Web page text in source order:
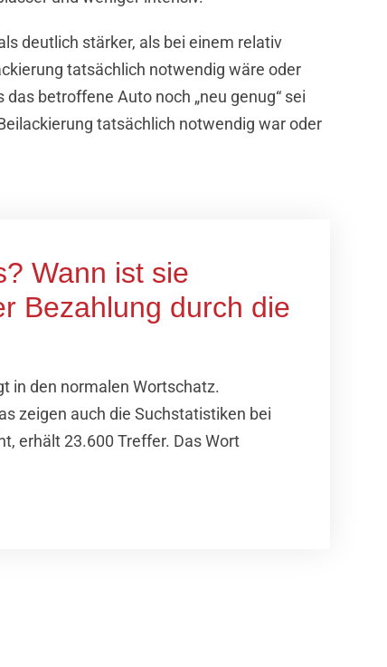
deutlich stärker, als bei einem relativ
tatsächlich notwendig wäre oder
betroffene Auto noch „neu genug“ sei
tatsächlich notwendig war oder
Wann ist sie
Bezahlung durch die
in den normalen Wortschatz.
zeigen auch die Suchstatistiken bei
erhält 23.600 Treffer. Das Wort